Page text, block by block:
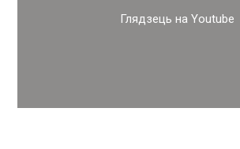
Глядзець на Youtube